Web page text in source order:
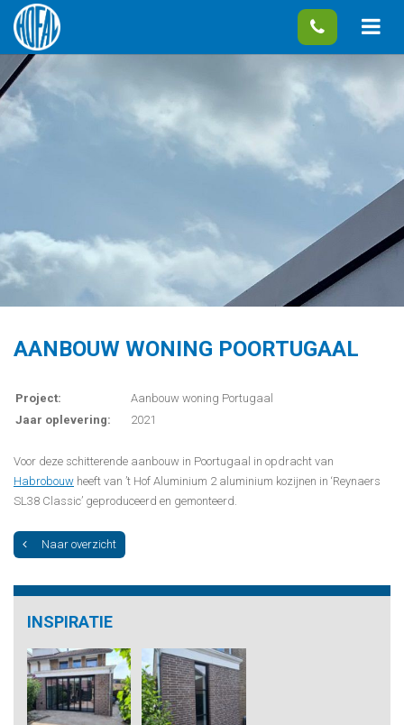
AANBOUW WONING POORTUGAAL
Project:
Aanbouw woning Portugaal
Jaar oplevering:
2021
Voor deze schitterende aanbouw in Poortugaal in opdracht van
Habrobouw heeft van ’t Hof Aluminium 2 aluminium kozijnen in ‘Reynaers
SL38 Classic’ geproduceerd en gemonteerd.
Naar overzicht
INSPIRATIE